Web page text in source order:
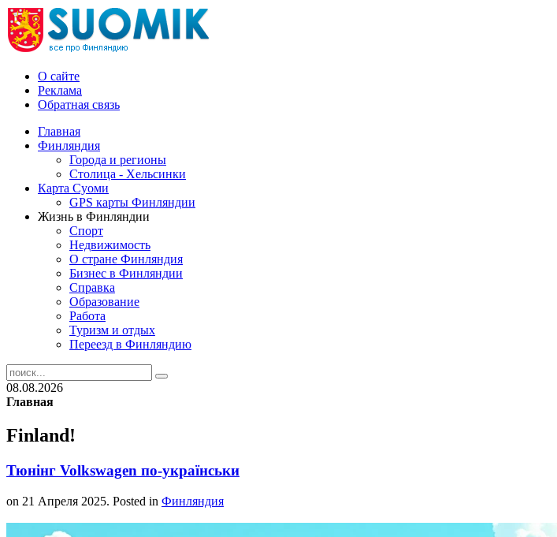
О сайте
Реклама
Обратная связь
Главная
Финляндия
Города и регионы
Столица - Хельсинки
Карта Суоми
GPS карты Финляндии
Жизнь в Финляндии
Спорт
Недвижимость
О стране Финляндия
Бизнес в Финляндии
Справка
Образование
Работа
Туризм и отдых
Переезд в Финляндию
08.08.2026
Главная
Finland!
Тюнінг Volkswagen по-українськи
on 21 Апреля 2025. Posted in Финляндия